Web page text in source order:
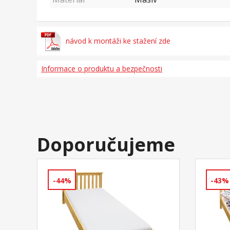
návod k montáži ke stažení zde
Informace o produktu a bezpečnosti
Doporučujeme
-44% -43%